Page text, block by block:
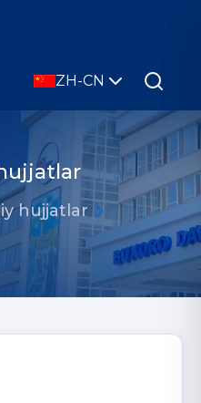
ZH-CN
hujjatlar